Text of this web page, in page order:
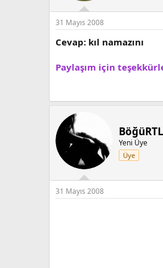
31 Mayıs 2008
Cevap: kıl namazını
Paylaşım için
Yeni Üye
Üye
31 Mayıs 2008